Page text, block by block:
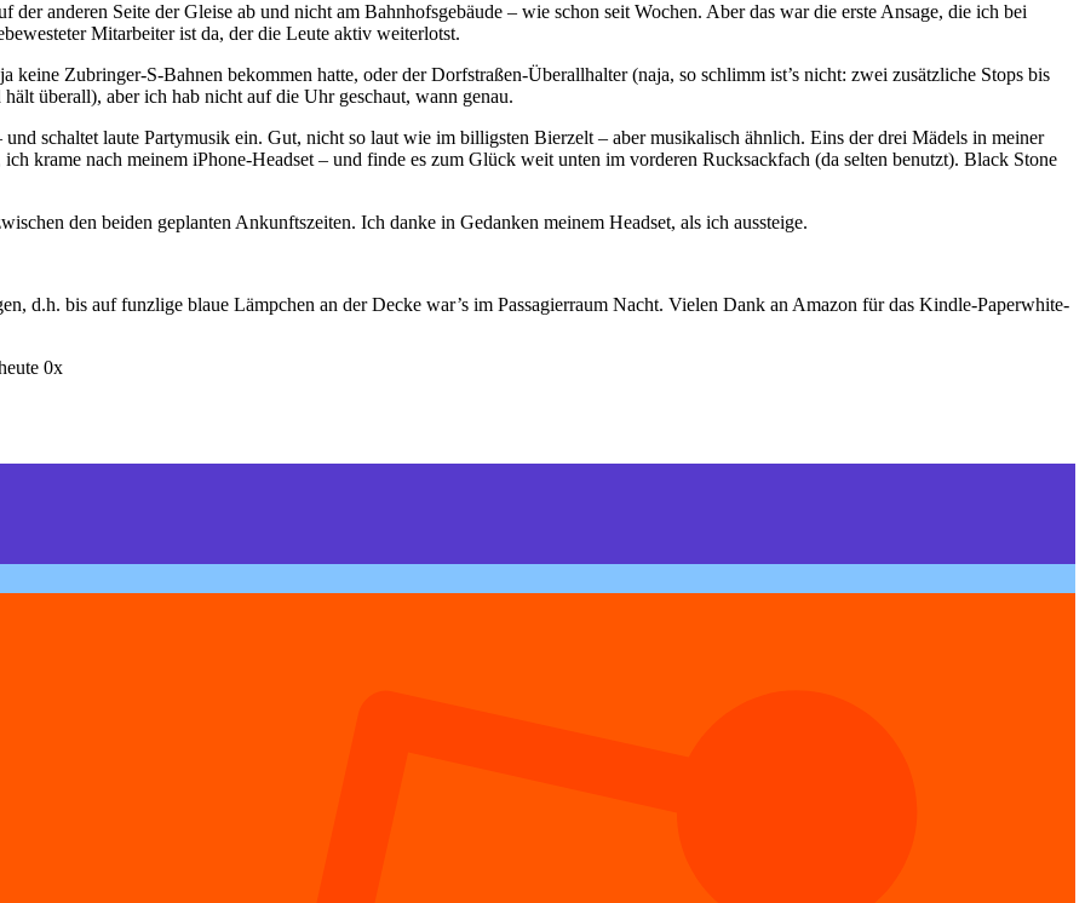
anderen Seite der Gleise ab und nicht am Bahnhofsgebäude – wie schon seit Wochen. Aber das war die erste Ansage, die ich bei
Mitarbeiter ist da, der die Leute aktiv weiterlotst.
keine Zubringer-S-Bahnen bekommen hatte, oder der Dorfstraßen-Überallhalter (naja, so schlimm ist’s nicht: zwei zusätzliche Stops bis
überall), aber ich hab nicht auf die Uhr geschaut, wann genau.
schaltet laute Partymusik ein. Gut, nicht so laut wie im billigsten Bierzelt – aber musikalisch ähnlich. Eins der drei Mädels in meiner
krame nach meinem iPhone-Headset – und finde es zum Glück weit unten im vorderen Rucksackfach (da selten benutzt). Black Stone
den beiden geplanten Ankunftszeiten. Ich danke in Gedanken meinem Headset, als ich aussteige.
d.h. bis auf funzlige blaue Lämpchen an der Decke war’s im Passagierraum Nacht. Vielen Dank an Amazon für das Kindle-Paperwhite-
0x